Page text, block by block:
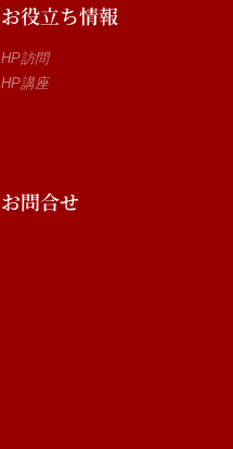
お役立ち情報
HP訪問
HP講座
お問合せ